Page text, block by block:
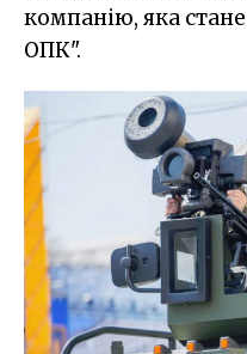
компанію, яка
ОПК".